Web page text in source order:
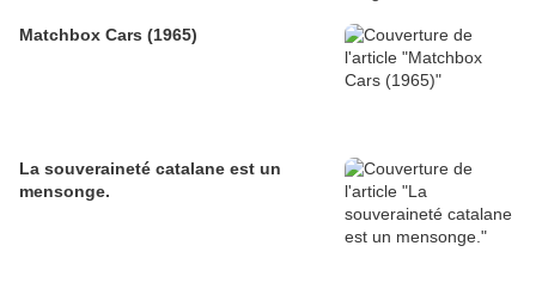
Matchbox Cars (1965)
La souveraineté catalane est un
mensonge.